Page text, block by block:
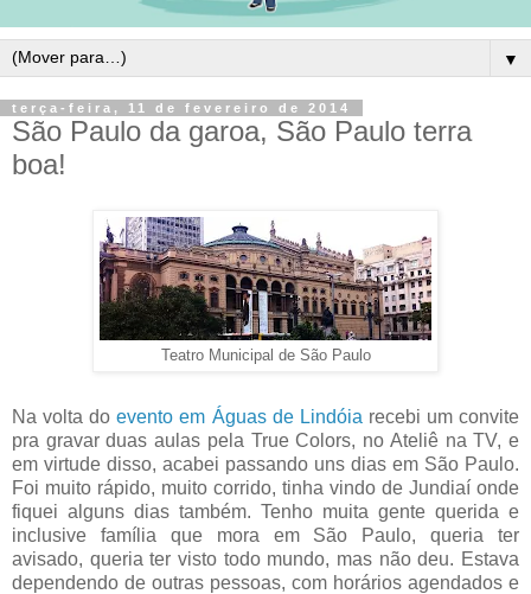
▼
terça-feira, 11 de fevereiro de 2014
São Paulo da garoa, São Paulo terra
boa!
Teatro Municipal de São Paulo
Na volta doevento em Águas de Lindóia recebi um convite
pra gravar duas aulas pela True Colors, no Ateliê na TV, e
em virtude disso, acabei passando uns dias em São Paulo.
Foi muito rápido, muito corrido, tinha vindo de Jundiaí onde
fiquei alguns dias também. Tenho muita gente querida e
inclusive família que mora em São Paulo, queria ter
avisado, queria ter visto todo mundo, mas não deu. Estava
dependendo de outras pessoas, com horários agendados e